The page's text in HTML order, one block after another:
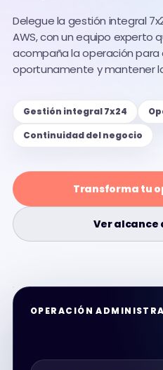
Delegue la gestión integral
AWS, con un equipo experto
acompaña la operación para
oportunamente y mantener
Gestión integral 7x24
Continuidad del negocio
Transforma tu
Ver alcance
OPERACIÓN